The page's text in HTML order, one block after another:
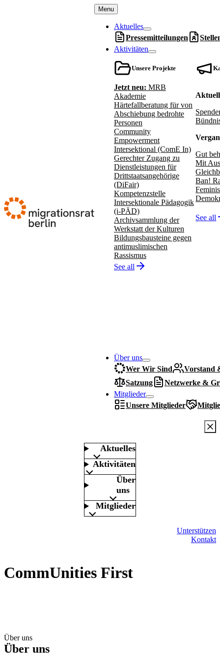
Menu
Aktuelles
Pressemitteilungen
Aktivitäten
Unsere Projekte
Jetzt neu: MRB
Akademie
Härtefallberatung für von
Abschiebung bedrohte
Personen
Community
Empowerment
Intersektional (ComE In)
Gerechter Zugang zu
Dienstleistungen für
Drittstaatsangehörige
(DiFair)
Kompetenzstelle
Intersektionale Pädagogik
(i-PÄD)
Archivsammlung der
Werkstatt der Kulturen
Bildungsbausteine gegen
antimuslimischen
Rassismus
See all
Gut
Mit
Ban!
See all
Über uns
Wer Wir Sind
Vorstand
Satzung
Netzwerke &
Mitglieder
Unsere Mitglieder
Aktuelles
Aktivitäten
Über
uns
Mitglieder
Unterstützen
Kontakt
CommUnities First
Über uns
Über uns